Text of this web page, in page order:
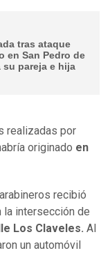
tras ataque
en San Pedro de
su pareja e hija
realizadas por
originado en
recibió
la intersección de
Los Claveles. Al
un automóvil